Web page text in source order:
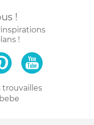
!
!
trouvailles